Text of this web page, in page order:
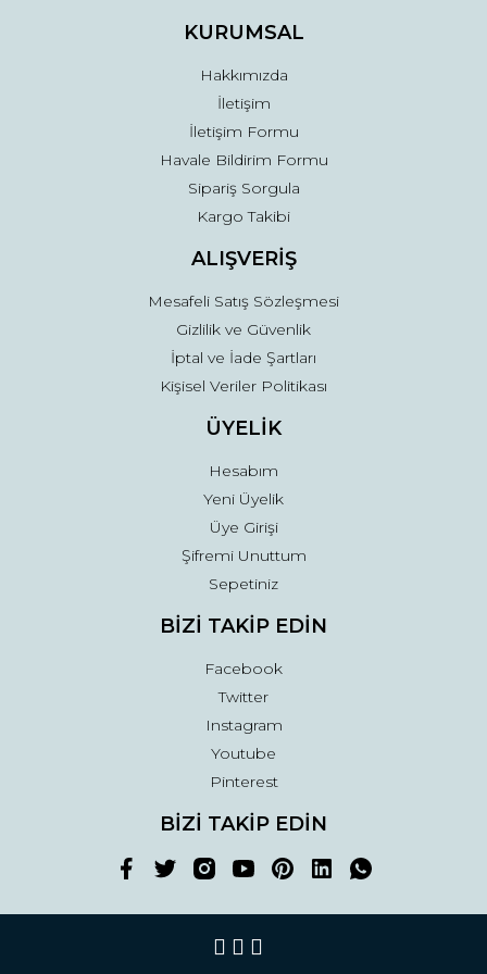
Ürün fiyatı diğer sitelerden daha pahalı.
Gönder
KURUMSAL
Hakkımızda
İletişim
İletişim Formu
Havale Bildirim Formu
Sipariş Sorgula
Kargo Takibi
ALIŞVERİŞ
Mesafeli Satış Sözleşmesi
Gizlilik ve Güvenlik
İptal ve İade Şartları
Kişisel Veriler Politikası
ÜYELİK
Hesabım
Yeni Üyelik
Üye Girişi
Şifremi Unuttum
Sepetiniz
BİZİ TAKİP EDİN
Facebook
Twitter
Instagram
Youtube
Pinterest
BİZİ TAKİP EDİN